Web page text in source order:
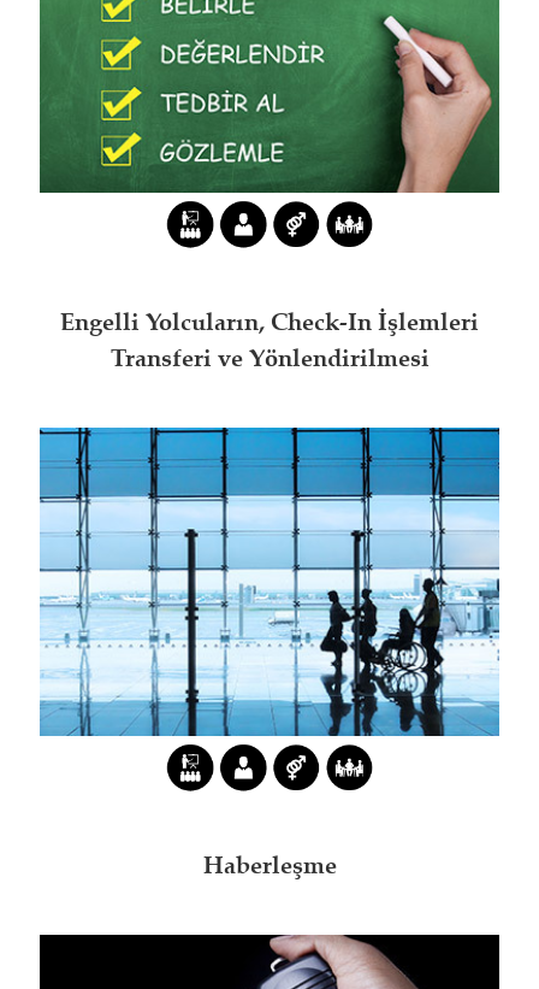
Engelli Yolcuların, Check-In İşlemleri
Transferi ve Yönlendirilmesi
Haberleşme